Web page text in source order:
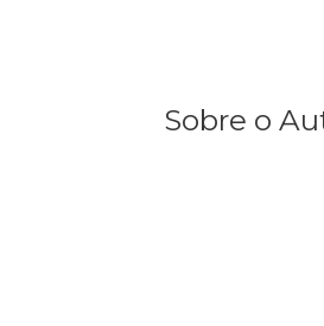
Sobre o